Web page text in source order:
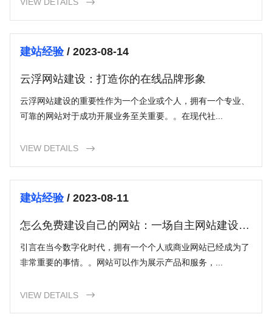

建站经验/ 2023-08-14
云浮网站建设：打造你的在线品牌形象
云浮网站建设的重要性作为一个企业或个人，拥有一个专业、
可靠的网站对于成功开展业务至关重要。。在现代社...
VIEW DETAILS 
建站经验/ 2023-08-11
怎么免费建设自己的网站：一场自主网站建设之
引言在当今数字化时代，拥有一个个人或商业网站已经成为了
非常重要的事情。。网站可以作为展示产品和服务，...
VIEW DETAILS 